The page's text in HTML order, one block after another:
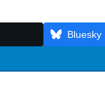
Bluesky